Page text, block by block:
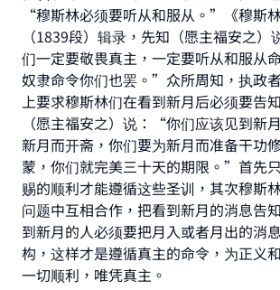
“穆斯林必须要听从和服从。”《穆斯
（1839段）辑录，先知（愿主福安之
们一定要敬畏真主，一定要听从和服从
奴隶命令你们也罢。”众所周知，执政
上要求穆斯林们在看到新月后必须要告
（愿主福安之）说：“你们应该见到新
新月而开斋，你们要为新月而准备干功
蒙，你们就完美三十天的期限。”首先
赐的顺利才能遵循这些圣训，其次穆斯
问题中互相合作，把看到新月的消息告
到新月的人必须要把月入或者月出的消
构，这样才是遵循真主的命令，为正义
一切顺利，唯凭真主。
Make an impact on
with your contribution
Your support is crucial for our
The Prophet (ﷺ) said:
"A person who leads others to
good will earn the same reward
do it."
(MUSLIM, 1893)